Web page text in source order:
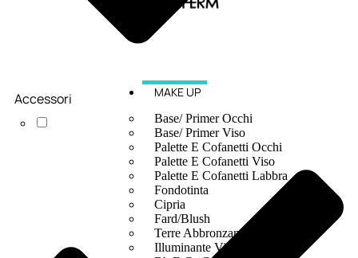
MAKE UP
Base/ Primer Occhi
Base/ Primer Viso
Palette E Cofanetti Occhi
Palette E Cofanetti Viso
Palette E Cofanetti Labbra
Fondotinta
Cipria
Fard/Blush
Terre Abbronzanti
Illuminante Viso
Accessori